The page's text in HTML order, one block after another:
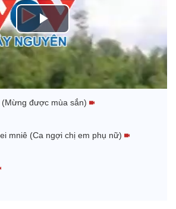
P
a
V
được mùa sắn)
mniê (Ca ngợi chị em phụ nữ)